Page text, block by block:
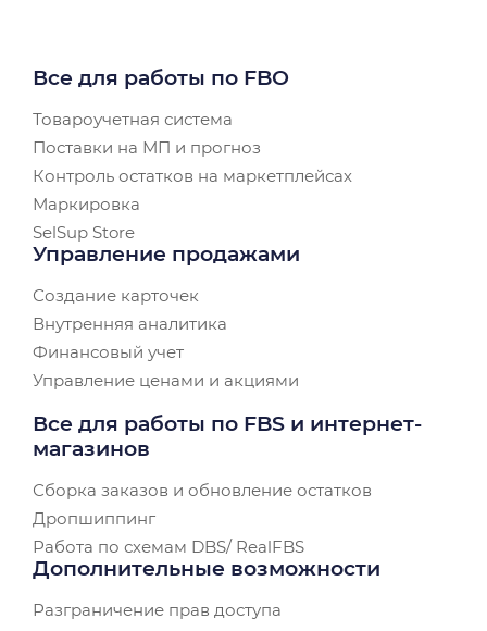
Все для работы по FBO
Товароучетная система
Поставки на МП и прогноз
Контроль остатков на маркетплейсах
Маркировка
SelSup Store
Управление продажами
Создание карточек
Внутренняя аналитика
Финансовый учет
Управление ценами и акциями
Все для работы по FBS и интернет-
магазинов
Сборка заказов и обновление остатков
Дропшиппинг
Работа по схемам DBS/ RealFBS
Дополнительные возможности
Разграничение прав доступа